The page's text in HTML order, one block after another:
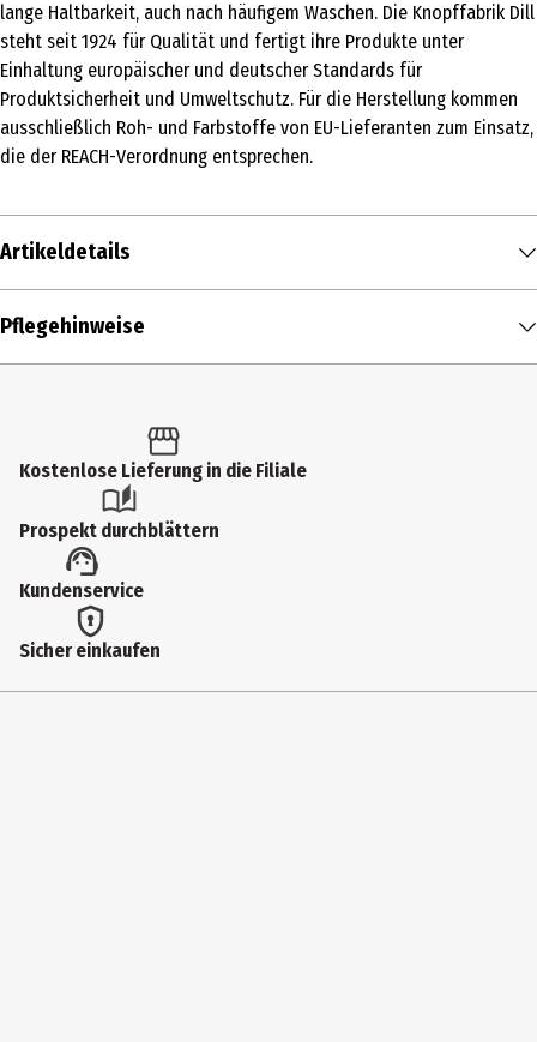
lange Haltbarkeit, auch nach häufigem Waschen. Die Knopffabrik Dill
steht seit 1924 für Qualität und fertigt ihre Produkte unter
Einhaltung europäischer und deutscher Standards für
Produktsicherheit und Umweltschutz. Für die Herstellung kommen
ausschließlich Roh- und Farbstoffe von EU-Lieferanten zum Einsatz,
die der REACH-Verordnung entsprechen.
Artikeldetails
Inhalt
Durchmesser
weiß
Lieferumfang
Pflegehinweise
Kostenlose Lieferung in die Filiale
Prospekt durchblättern
Kundenservice
Sicher einkaufen